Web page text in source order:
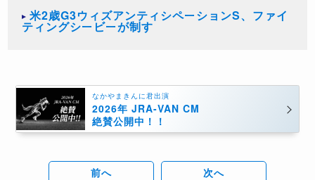
米2歳G3ウィズアンティシペーションS、ファイ
ティングシービーが制す
なかやまきんに君出演
2026年 JRA-VAN CM
絶賛公開中！！
前へ 次へ